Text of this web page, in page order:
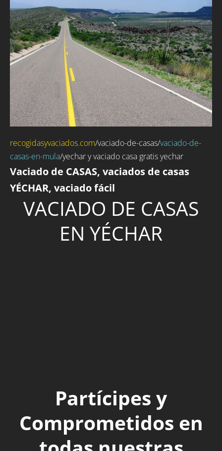
recogidasyvaciados.com/vaciado-de-casas/vaciado-de-
casas-en-mula/yechar y vaciado casa gratis yechar
Vaciado de CASAS, vaciados de casas
YÉCHAR, vaciado fácil
VACIADO DE CASAS
EN YÉCHAR
Partícipes y
Comprometidos en